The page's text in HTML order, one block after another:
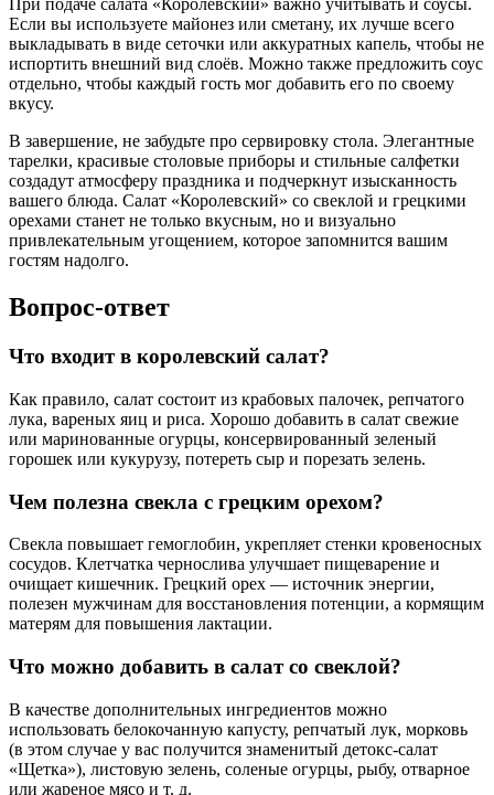
При подаче салата «Королевский» важно учитывать и соусы.
Если вы используете майонез или сметану, их лучше всего
выкладывать в виде сеточки или аккуратных капель, чтобы не
испортить внешний вид слоёв. Можно также предложить соус
отдельно, чтобы каждый гость мог добавить его по своему
вкусу.
В завершение, не забудьте про сервировку стола. Элегантные
тарелки, красивые столовые приборы и стильные салфетки
создадут атмосферу праздника и подчеркнут изысканность
вашего блюда. Салат «Королевский» со свеклой и грецкими
орехами станет не только вкусным, но и визуально
привлекательным угощением, которое запомнится вашим
гостям надолго.
Вопрос-ответ
Что входит в королевский салат?
Как правило, салат состоит из крабовых палочек, репчатого
лука, вареных яиц и риса. Хорошо добавить в салат свежие
или маринованные огурцы, консервированный зеленый
горошек или кукурузу, потереть сыр и порезать зелень.
Чем полезна свекла с грецким орехом?
Свекла повышает гемоглобин, укрепляет стенки кровеносных
сосудов. Клетчатка чернослива улучшает пищеварение и
очищает кишечник. Грецкий орех — источник энергии,
полезен мужчинам для восстановления потенции, а кормящим
матерям для повышения лактации.
Что можно добавить в салат со свеклой?
В качестве дополнительных ингредиентов можно
использовать белокочанную капусту, репчатый лук, морковь
(в этом случае у вас получится знаменитый детокс-салат
«Щетка»), листовую зелень, соленые огурцы, рыбу, отварное
или жареное мясо и т. д.